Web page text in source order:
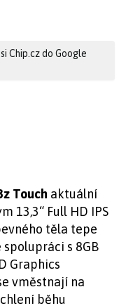
Chip.cz do Google
Touch aktuální
13,3“ Full HD IPS
těla tepe
s 8GB
Graphics
vměstnají na
běhu